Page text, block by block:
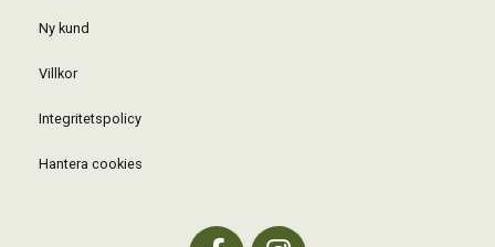
Ny kund
Villkor
Integritetspolicy
Hantera cookies